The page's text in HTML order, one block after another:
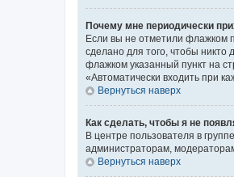
Почему мне периодически
Если вы не отметили флажком
сделано для того, чтобы никто
флажком указанный пункт на
«Автоматически входить при
Вернуться наверх
Как сделать, чтобы я не
В центре пользователя в
администраторам,
Вернуться наверх